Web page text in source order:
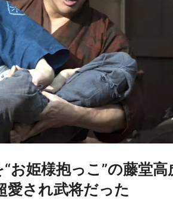
“お姫様抱っこ”の藤堂
愛され武将だった